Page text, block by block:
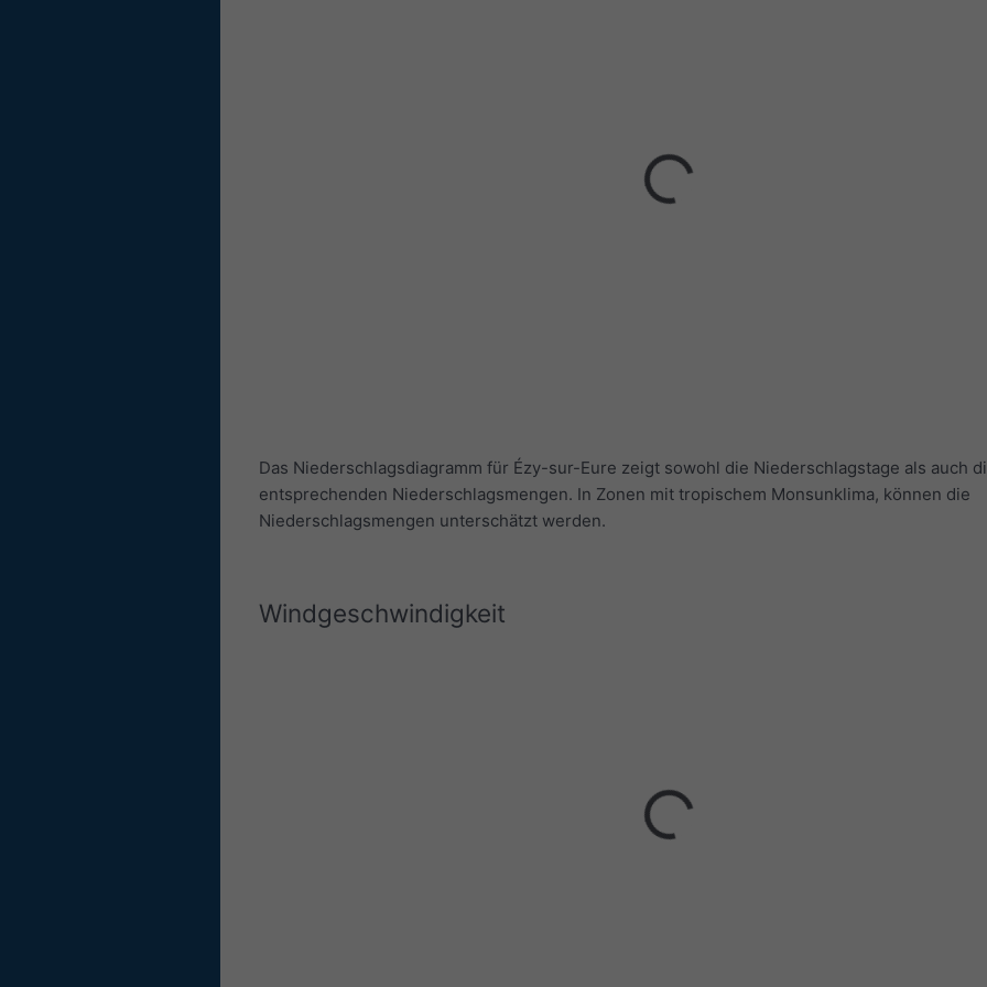
Das Niederschlagsdiagramm für Ézy-sur-Eure zeigt sowohl die Niederschlagstage als auch
entsprechenden Niederschlagsmengen. In Zonen mit tropischem Monsunklima, können die
Niederschlagsmengen unterschätzt werden.
Windgeschwindigkeit